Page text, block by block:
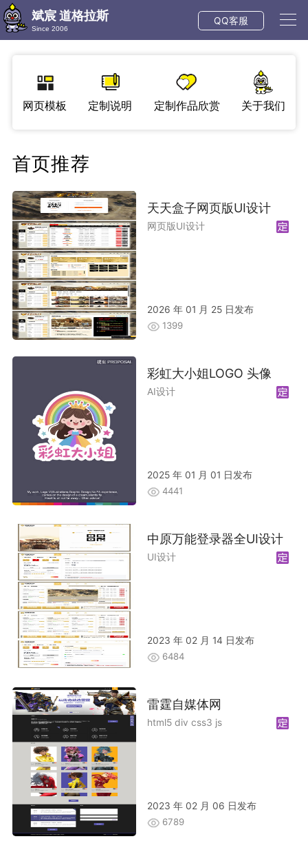
斌宸 道格拉斯
Since 2006
QQ客服
网页模板 定制说明 定制作品欣赏 关于我们
首页推荐
天天盒子网页版UI设计
网页版UI设计
2026 年 01 月 25 日发布
1399
彩虹大小姐LOGO 头像
AI设计
2025 年 01 月 01 日发布
4441
中原万能登录器全UI设计
UI设计
2023 年 02 月 14 日发布
6484
雷霆自媒体网
html5 div css3 js
2023 年 02 月 06 日发布
6789